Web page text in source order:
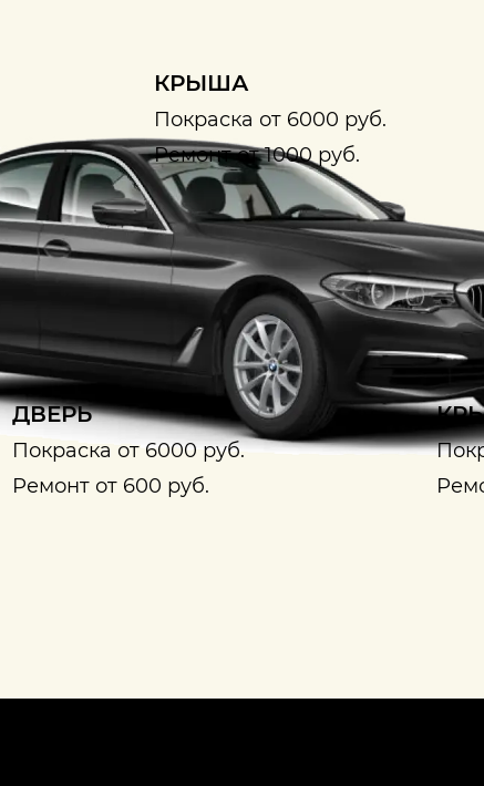
КРЫША
Покраска от 6000 руб.
Ремонт от 1000 руб.
ДВЕРЬ
Покраска от 6000 руб.
Ремонт от 600 руб.